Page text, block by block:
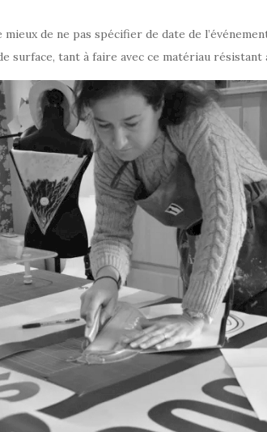
de ne pas spécifier de date de
surface, tant à faire avec ce matériau résistant